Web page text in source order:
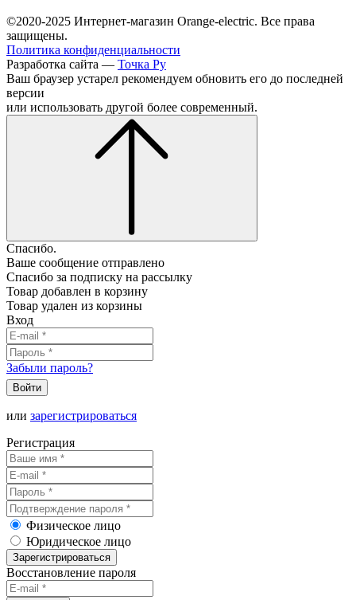
©2020-2025 Интернет-магазин Orange-electric. Все права
защищены.
Политика конфиденциальности
Разработка сайта — Точка Ру
Ваш браузер устарел рекомендуем обновить его до последней
версии
или использовать другой более современный.
Спасибо.
Ваше сообщение отправлено
Спасибо за подписку на рассылку
Товар добавлен в корзину
Товар удален из корзины
Вход
Забыли пароль?
Войти
или зарегистрироваться
Регистрация
Физическое лицо
Юридическое лицо
Зарегистрироваться
Восстановление пароля